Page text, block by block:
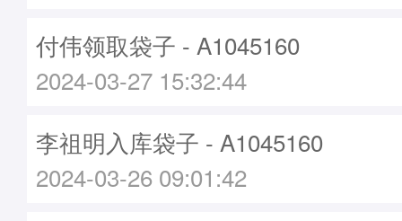
付伟领取袋子 - A1045160
2024-03-27 15:32:44
李祖明入库袋子 - A1045160
2024-03-26 09:01:42